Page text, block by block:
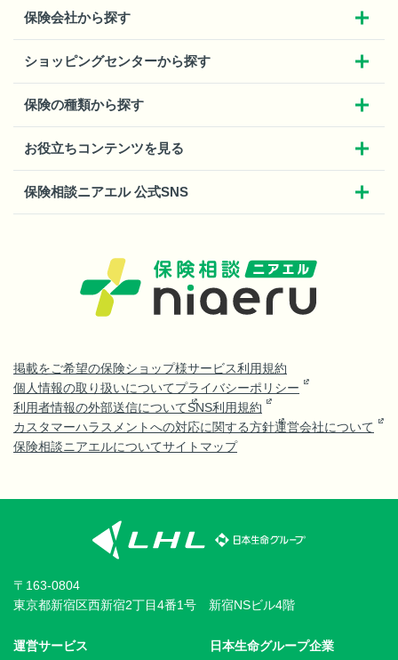
保険会社から探す
ショッピングセンターから探す
保険の種類から探す
お役立ちコンテンツを見る
保険相談ニアエル 公式SNS
掲載をご希望の保険ショップ様サービス利用規約
個人情報の取り扱いについてプライバシーポリシー
利用者情報の外部送信についてSNS利用規約
カスタマーハラスメントへの対応に関する方針運営会社について
保険相談ニアエルについてサイトマップ
〒163-0804
東京都新宿区西新宿2丁目4番1号 新宿NSビル4階
運営サービス 日本生命グループ企業